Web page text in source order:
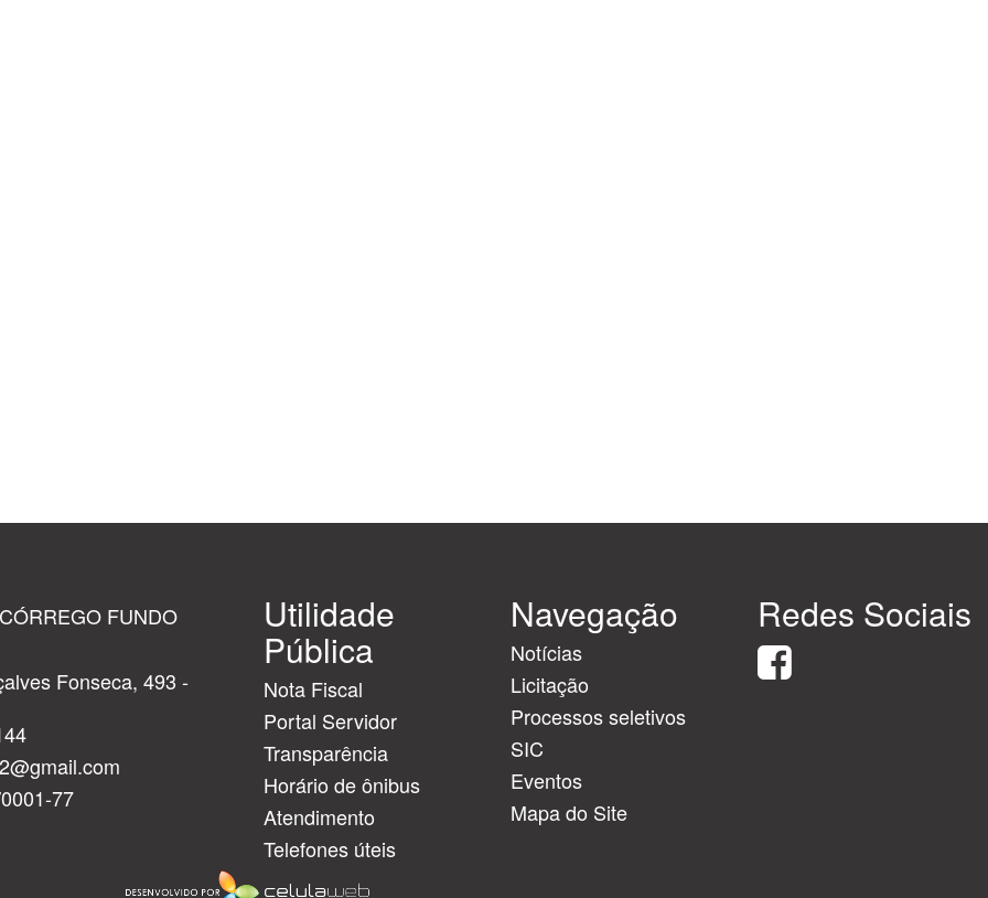
FUNDO
Fonseca, 493 -
77
Utilidade
Pública
Nota Fiscal
Portal Servidor
Transparência
Horário de ônibus
Atendimento
Telefones úteis
Navegação
Notícias
Licitação
Processos seletivos
SIC
Eventos
Mapa do Site
Redes Sociais